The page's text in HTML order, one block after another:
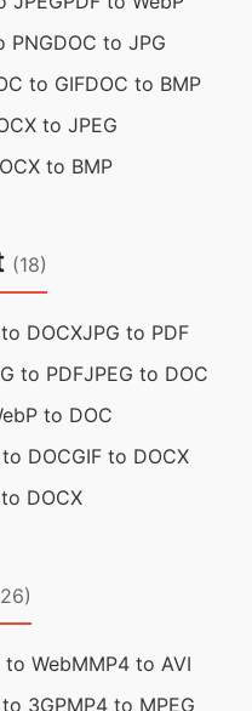
PNGDOC to JPG
to GIFDOC to BMP
to JPEG
to BMP
(18)
DOCXJPG to PDF
to PDFJPEG to DOC
to DOC
to DOCGIF to DOCX
DOCX
to WebMMP4 to AVI
3GPMP4 to MPEG